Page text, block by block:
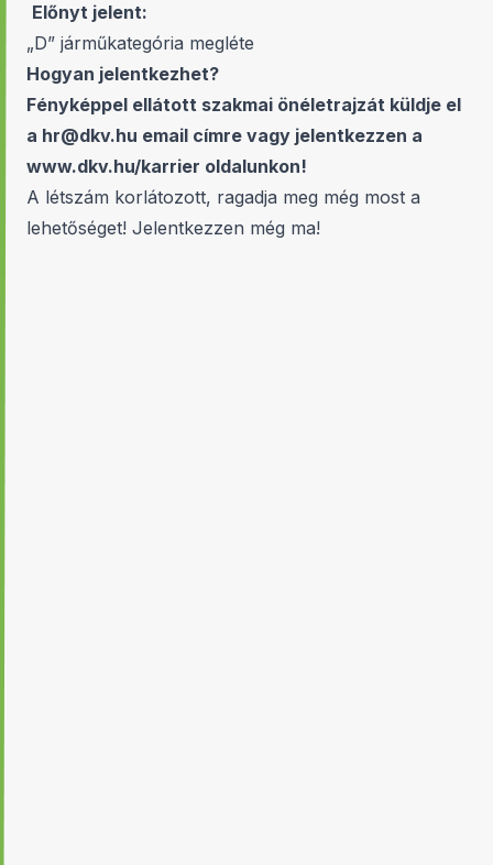
Előnyt jelent:
„D” járműkategória megléte
Hogyan jelentkezhet?
Fényképpel ellátott szakmai önéletrajzát küldje el
a hr@dkv.hu email címre vagy jelentkezzen a
www.dkv.hu/karrier oldalunkon!
A létszám korlátozott, ragadja meg még most a
lehetőséget! Jelentkezzen még ma!